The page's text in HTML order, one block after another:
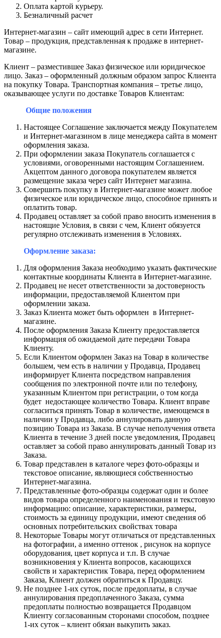
Оплата картой курьеру.
Безналичный расчет
Интернет-магазин – сайт имеющий адрес в сети Интернет.
Товар – продукция, представленная к продаже в интернет-
магазине.
Клиент – разместившее Заказ физическое или юридическое
лицо. Заказ – оформленный должным образом запрос Клиента
на покупку Товара. Транспортная компания – третье лицо,
оказывающее услуги по доставке Товаров Клиентам:
Общие положения
Настоящее Соглашение заключается между Покупателем
и Интернет-магазином в лице менеджера сайта в момент
оформления заказа.
При оформлении заказа Покупатель соглашается с
условиями, оговоренными настоящим Соглашением.
Акцептом данного договора покупателем является
размещение заказа через сайт Интернет магазина.
Совершить покупку в Интернет-магазине может любое
физическое или юридическое лицо, способное принять и
оплатить товар.
Продавец оставляет за собой право вносить изменения в
настоящие Условия, в связи с чем, Клиент обязуется
регулярно отслеживать изменения в Условиях.
Оформление заказа:
Для оформления Заказа необходимо указать фактические
контактные координаты Клиента в Интернет-магазине.
Продавец не несет ответственности за достоверность
информации, предоставляемой Клиентом при
оформлении заказа.
Заказ Клиента может быть оформлен в Интернет-
магазине.
После оформления Заказа Клиенту предоставляется
информация об ожидаемой дате передачи Товара
Клиенту.
Если Клиентом оформлен Заказ на Товар в количестве
большем, чем есть в наличии у Продавца, Продавец
информирует Клиента посредством направления
сообщения по электронной почте или по телефону,
указанным Клиентом при регистрации, о том когда
будет недостающее количество Товара. Клиент вправе
согласиться принять Товар в количестве, имеющемся в
наличии у Продавца, либо аннулировать данную
позицию Товара из Заказа. В случае неполучения ответа
Клиента в течение 3 дней после уведомления, Продавец
оставляет за собой право аннулировать данный Товар из
Заказа.
Товар представлен в каталоге через фото-образцы и
текстовое описание, являющиеся собственностью
Интернет-магазина.
Представленные фото-образцы содержат один и более
видов товара определенного наименования и текстовую
информацию: описание, характеристики, размеры,
стоимость за единицу продукции, имеют сведения об
основных потребительских свойствах товара
Некоторые Товары могут отличаться от представленных
на фотографии, а именно оттенок , рисунок на корпусе
оборудования, цвет корпуса и т.п. В случае
возникновения у Клиента вопросов, касающихся
свойств и характеристик Товара, перед оформлением
Заказа, Клиент должен обратиться к Продавцу.
Не позднее 1-их суток, после предоплаты, в случае
аннулирования предоплаченного Заказа, сумма
предоплаты полностью возвращается Продавцом
Клиенту согласованным сторонами способом, позднее
1-их суток – клиент обязан выкупить заказ.